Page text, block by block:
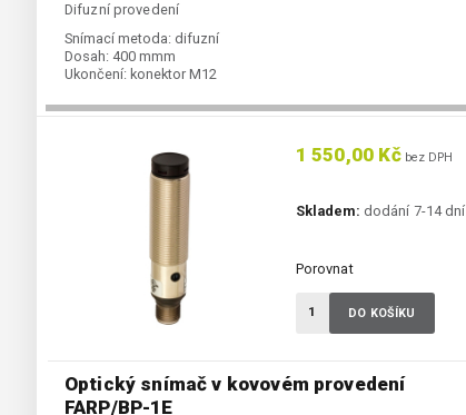
Difuzní provedení
Snímací metoda: difuzní
Dosah: 400 mmm
Ukončení: konektor M12
Optický snímač v kovovém provedení
FARP/BP-1E
1 550,00 Kčbez DPH
Skladem: dodání 7-14 dní
Porovnat
DO KOŠÍKU